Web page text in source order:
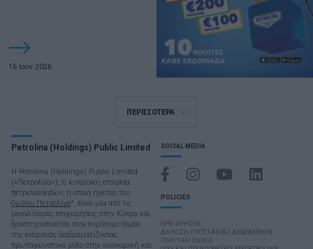
16 Ιουν 2026
ΠΕΡΙΣΣΟΤΕΡΑ
Petrolina (Holdings) Public Limited
Η Petrolina (Holdings) Public Limited
(«Πετρολίνα»), η κυπριακή εταιρεία
πετρελαιοειδών, η οποία ηγείται του
Ομίλου Πετρολίνα*, είναι μία από τις
μεγαλύτερες επιχειρήσεις στην Κύπρο και
δραστηριοποιείται στον ευρύτερο τομέα
της ενέργειας διαδραματίζοντας
πρωταγωνιστικό ρόλο στην οικονομική και
SOCIAL MEDIA
POLICIES
ΌΡΟΙ ΧΡΉΣΗΣ
ΔΗΛΩΣΗ ΠΡΟΣΤΑΣΙΑΣ ΔΕΔΟΜΕΝΩΝ
ΠΟΛΙΤΙΚΗ COOKIE